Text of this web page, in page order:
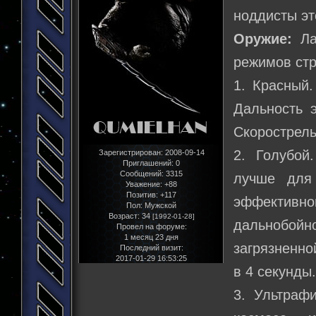
Зарегистрирован: 2008-09-14
Приглашений: 0
Сообщений: 3315
Уважение: +88
Позитив: +117
Пол: Мужской
Возраст: 34 [1992-01-28]
Провел на форуме:
1 месяц 23 дня
Последний визит:
2017-01-29 16:53:25
ноддисты
Оружие:
режимов
1.
Дальность
2.
лучше для
в 4 секунды.
3.